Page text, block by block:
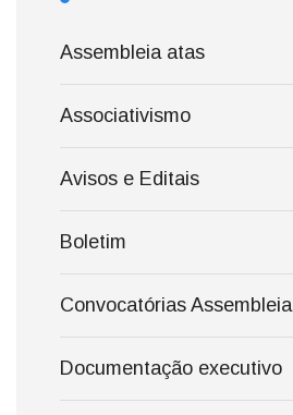
Assembleia atas
Associativismo
Avisos e Editais
Boletim
Convocatórias Assembleia
Documentação executivo